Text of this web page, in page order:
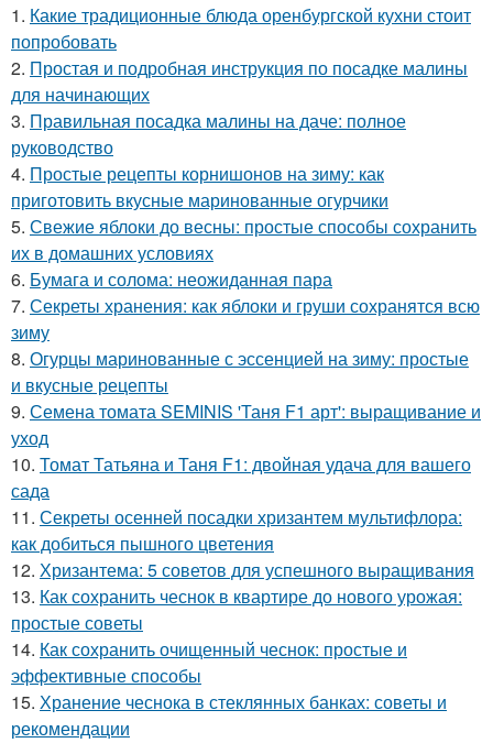
1. Какие традиционные блюда оренбургской кухни стоит
попробовать
2. Простая и подробная инструкция по посадке малины
для начинающих
3. Правильная посадка малины на даче: полное
руководство
4. Простые рецепты корнишонов на зиму: как
приготовить вкусные маринованные огурчики
5. Свежие яблоки до весны: простые способы сохранить
их в домашних условиях
6. Бумага и солома: неожиданная пара
7. Секреты хранения: как яблоки и груши сохранятся всю
зиму
8. Огурцы маринованные с эссенцией на зиму: простые
и вкусные рецепты
9. Семена томата SEMINIS 'Таня F1 арт': выращивание и
уход
10. Томат Татьяна и Таня F1: двойная удача для вашего
сада
11. Секреты осенней посадки хризантем мультифлора:
как добиться пышного цветения
12. Хризантема: 5 советов для успешного выращивания
13. Как сохранить чеснок в квартире до нового урожая:
простые советы
14. Как сохранить очищенный чеснок: простые и
эффективные способы
15. Хранение чеснока в стеклянных банках: советы и
рекомендации